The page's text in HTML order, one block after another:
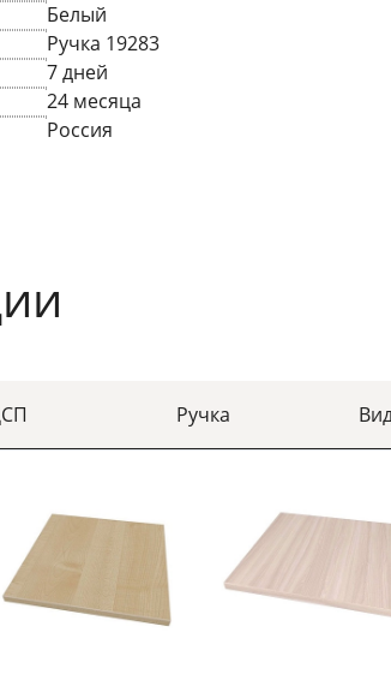
Белый
Ручка 19283
7 дней
24 месяца
Россия
Ручка